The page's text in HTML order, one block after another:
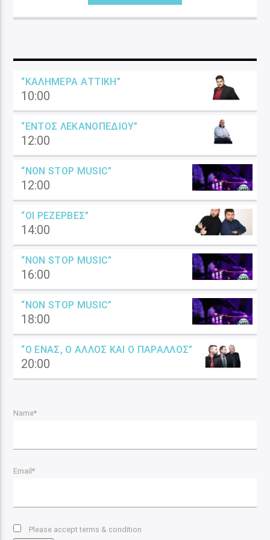
“ΚΑΛΗΜΈΡΑ ΑΤΤΙΚΉ”
10:00
“ΕΝΤΌΣ ΛΕΚΑΝΟΠΕΔΊΟΥ”
12:00
“NON STOP MUSIC”
12:00
“ΟΙ ΡΕΖΈΡΒΕΣ”
14:00
“NON STOP MUSIC”
16:00
“NON STOP MUSIC”
18:00
“Ο ΈΝΑΣ, Ο ΆΛΛΟΣ ΚΑΙ Ο ΠΑΡΆΛΛΟΣ”
20:00
Name*
Email*
Please accept terms & condition